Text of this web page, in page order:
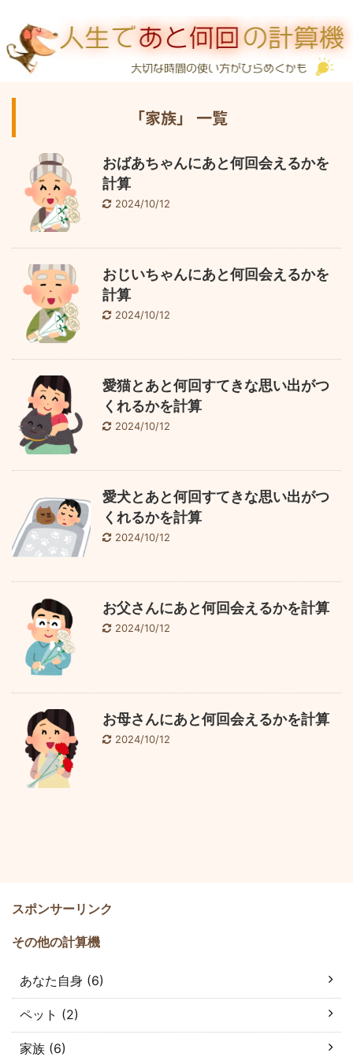
「家族」 一覧
おばあちゃんにあと何回会えるかを
計算
2024/10/12
おじいちゃんにあと何回会えるかを
計算
2024/10/12
愛猫とあと何回すてきな思い出がつ
くれるかを計算
2024/10/12
愛犬とあと何回すてきな思い出がつ
くれるかを計算
2024/10/12
お父さんにあと何回会えるかを計算
2024/10/12
お母さんにあと何回会えるかを計算
2024/10/12
スポンサーリンク
その他の計算機
あなた自身 (6)
ペット (2)
家族 (6)